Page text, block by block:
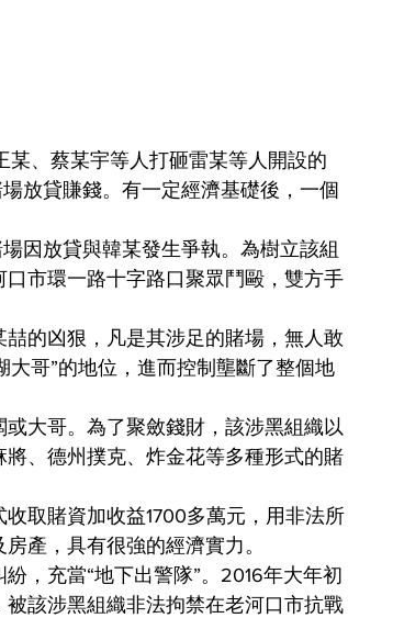
、蔡某宇等人打砸雷某等人開設的
放貸賺錢。有一定經濟基礎後，一個
因放貸與韓某發生爭執。為樹立該組
市環一路十字路口聚眾鬥毆，雙方手
的凶狠，凡是其涉足的賭場，無人敢
大哥”的地位，進而控制壟斷了整個地
大哥。為了聚斂錢財，該涉黑組織以
、德州撲克、炸金花等多種形式的賭
取賭資加收益1700多萬元，用非法所
產，具有很強的經濟實力。
充當“地下出警隊”。2016年大年初
該涉黑組織非法拘禁在老河口市抗戰